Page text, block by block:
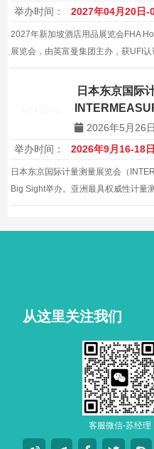
举办时间： 2027年04月20日-
2027年新加坡酒店用品展览会FHA
展览会，由英富曼集团主办，获UFI
名专业观众，涵盖酒店设备、餐饮科
拓亚太酒店市场的重要平台。
日本东京国际
2026年5月26日
举办时间：
2026年9月16-18日
日本东京国际计量测量展览会（
Big Sight举办。亚洲最具权威性计量
20000平方米展览面积。
从这里关注我们
客服微信-苏经理